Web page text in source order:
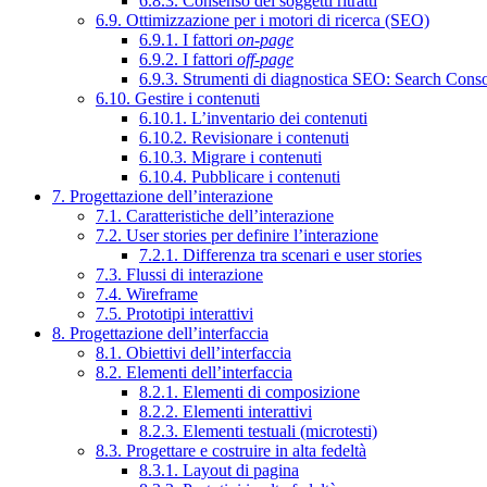
6.9. Ottimizzazione per i motori di ricerca (SEO)
6.9.1. I fattori on-page
6.9.2. I fattori off-page
6.9.3. Strumenti di diagnostica SEO: Search
6.10. Gestire i contenuti
6.10.1. L’inventario dei contenuti
6.10.2. Revisionare i contenuti
6.10.3. Migrare i contenuti
6.10.4. Pubblicare i contenuti
7. Progettazione dell’interazione
7.1. Caratteristiche dell’interazione
7.2. User stories per definire l’interazione
7.2.1. Differenza tra scenari e user stories
7.3. Flussi di interazione
7.4. Wireframe
7.5. Prototipi interattivi
8. Progettazione dell’interfaccia
8.1. Obiettivi dell’interfaccia
8.2. Elementi dell’interfaccia
8.2.1. Elementi di composizione
8.2.2. Elementi interattivi
8.2.3. Elementi testuali (microtesti)
8.3. Progettare e costruire in alta fedeltà
8.3.1. Layout di pagina